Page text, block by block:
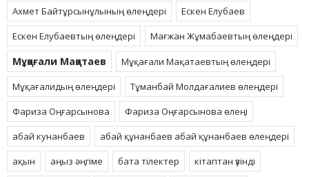
Ахмет Байтұрсынұлының өлеңдері
Ескен Елубаев
Ескен Елубаевтың өлеңдері
Мағжан Жұмабаевтың өлеңдері
Мұқағали Мақатаев
Мұқағали Мақатаевтың өлеңдері
Мұқағалидың өлеңдері
Тұманбай Молдағалиев өлеңдері
Фариза Оңғарсынова
Фариза Оңғарсынова өлеңі
абай кунанбаев
абай құнанбаев абай құнанбаев өлеңдері
ақын
аңыз әңгіме бата тілектер
кітаптан үзінді